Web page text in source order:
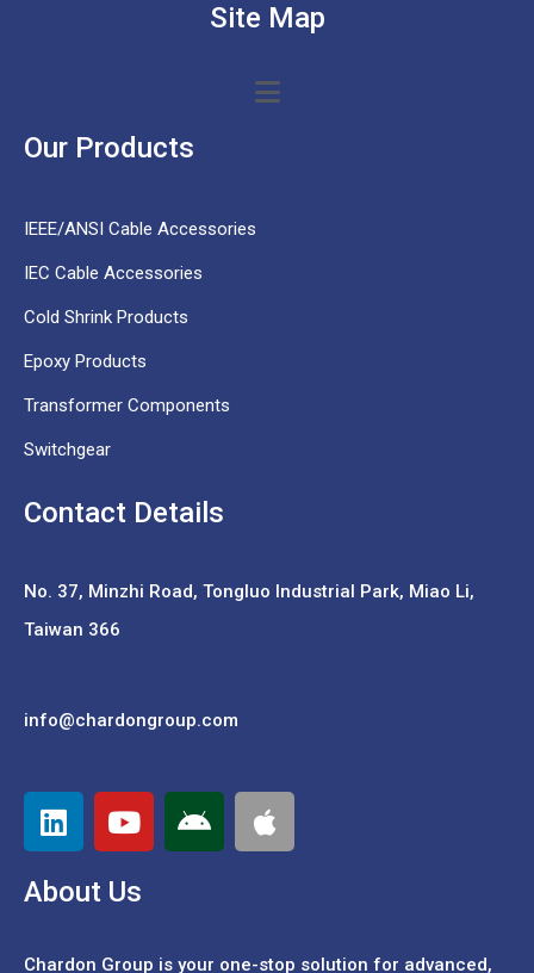
Site Map
Our Products
IEEE/ANSI Cable Accessories
IEC Cable Accessories
Cold Shrink Products
Epoxy Products
Transformer Components
Switchgear
Contact Details
No. 37, Minzhi Road, Tongluo Industrial Park, Miao Li,
Taiwan 366
info@chardongroup.com
About Us
Chardon Group is your one-stop solution for advanced,